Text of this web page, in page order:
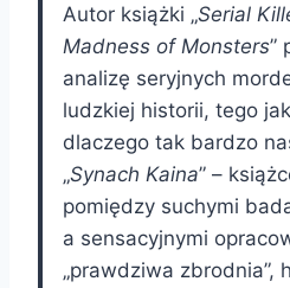
Autor książki „Serial
Madness of Monsters”
analizę seryjnych
ludzkiej historii, tego
dlaczego tak bardzo
„Synach Kaina” –
pomiędzy suchymi
a sensacyjnymi
„prawdziwa zbrodnia”,